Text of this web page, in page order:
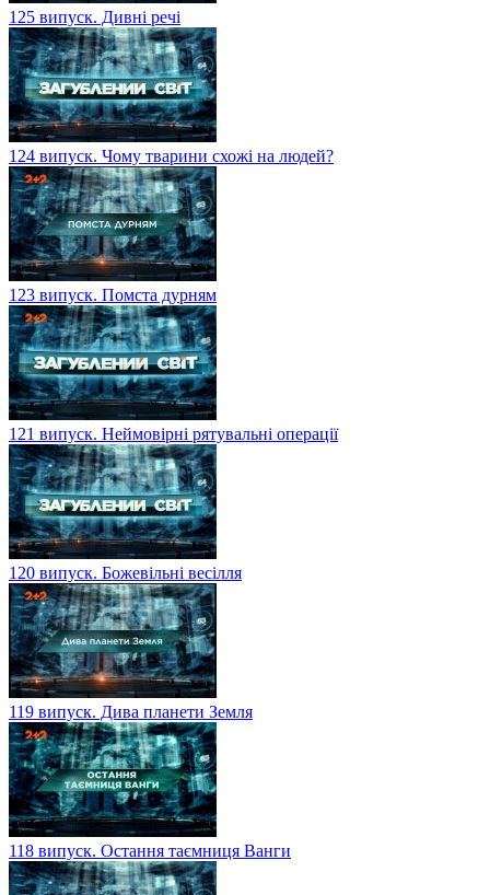
125 випуск. Дивні речі
124 випуск. Чому тварини схожі на людей?
123 випуск. Помста дурням
121 випуск. Неймовірні рятувальні операції
120 випуск. Божевільні весілля
119 випуск. Дива планети Земля
118 випуск. Остання таємниця Ванги